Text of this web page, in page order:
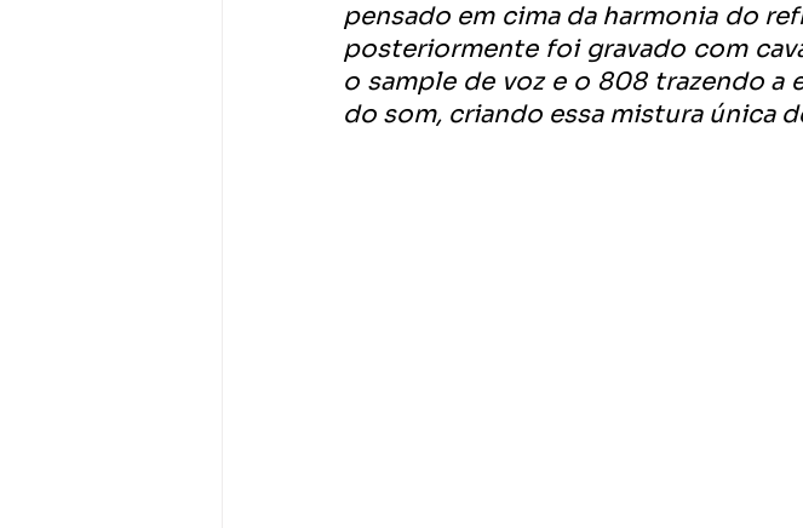
pensado em cima da harmonia do
posteriormente foi gravado com
o sample de voz e o 808 trazendo
do som, criando essa mistura única